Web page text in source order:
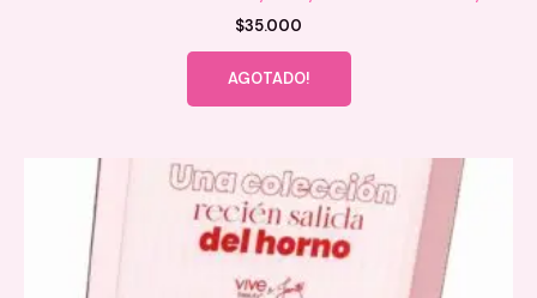
$35.000
AGOTADO!